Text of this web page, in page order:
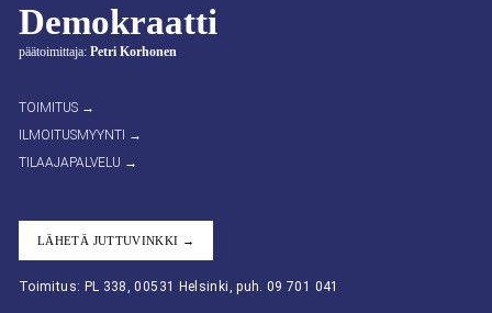
Demokraatti
päätoimittaja: Petri Korhonen
TOIMITUS →
ILMOITUSMYYNTI →
TILAAJAPALVELU →
LÄHETÄ JUTTUVINKKI →
Toimitus: PL 338, 00531 Helsinki, puh. 09 701 041